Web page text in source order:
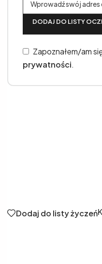
DODAJ DO LISTY
Zapoznałem/am
prywatności.
Dodaj do listy życzeń